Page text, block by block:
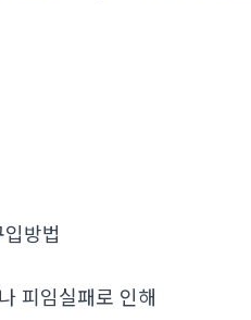
방법
피임실패로 인해